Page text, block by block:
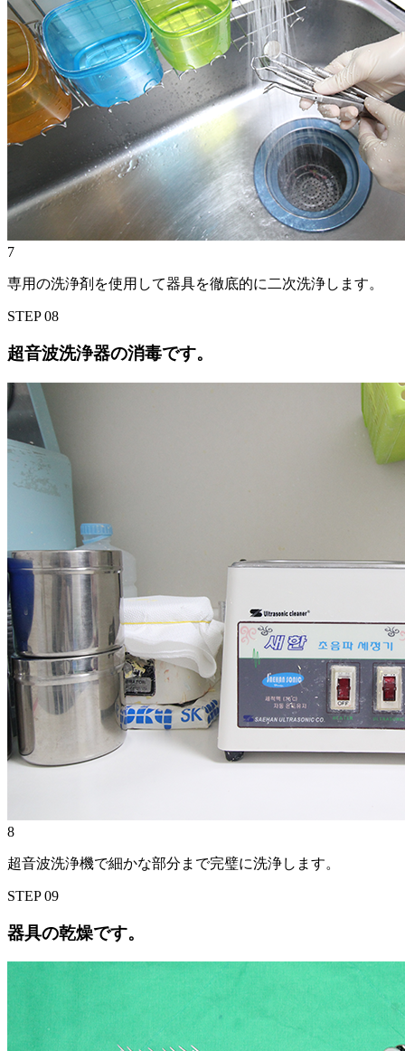
7
専用の洗浄剤を使用して器具を徹底的に二次洗浄します。
STEP08
超音波洗浄器の消毒です。
8
超音波洗浄機で細かな部分まで完璧に洗浄します。
STEP09
器具の乾燥です。